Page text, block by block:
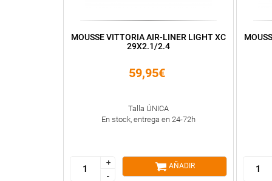
MOUSSE VITTORIA AIR-LINER LIGHT XC
29X2.1/2.4
59,95€
Talla ÚNICA
En stock, entrega en 24-72h
+
-
+
-
AÑADIR